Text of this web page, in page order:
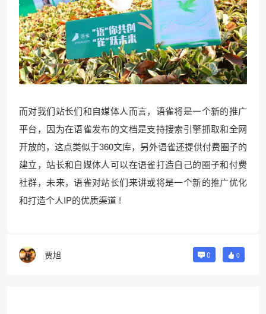
而对我们站长们和自媒体人而言，语雀将是一个新的推广
平台，因为在语雀发布的文档是支持搜索引擎抓取和全网
开放的，这点类似于360文库，另外语雀还提供付费圈子的
建立，站长和自媒体人可以在语雀打造自己的圈子和付费
社群，未来，语雀对站长们来讲或将是一个新的推广优化
和打造个人IP的优质渠道 !
贾旭 0 0